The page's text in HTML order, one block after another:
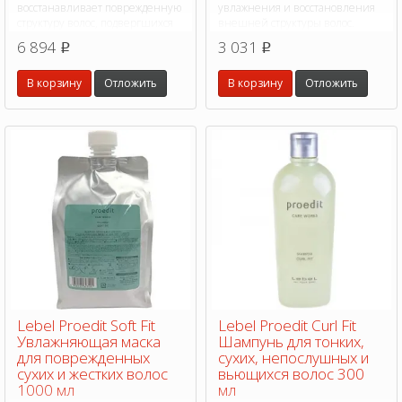
восстанавливает поврежденную
сохраняет цвет окрашенных
волос.
6 894 p
В корзину Отложить
увлажнения и восстановления
молекулярную влагу внутри
волоса, придает эластичность,
гладкость и блеск,
предотвращает ломкость волос.
3 031 p
В корзину Отложить
Lebel Proedit Soft Fit
Увлажняющая маска
для поврежденных
сухих и жестких волос
1000 мл
Lebel Proedit Curl Fit
Шампунь для тонких,
сухих, непослушных и
вьющихся волос 300
мл